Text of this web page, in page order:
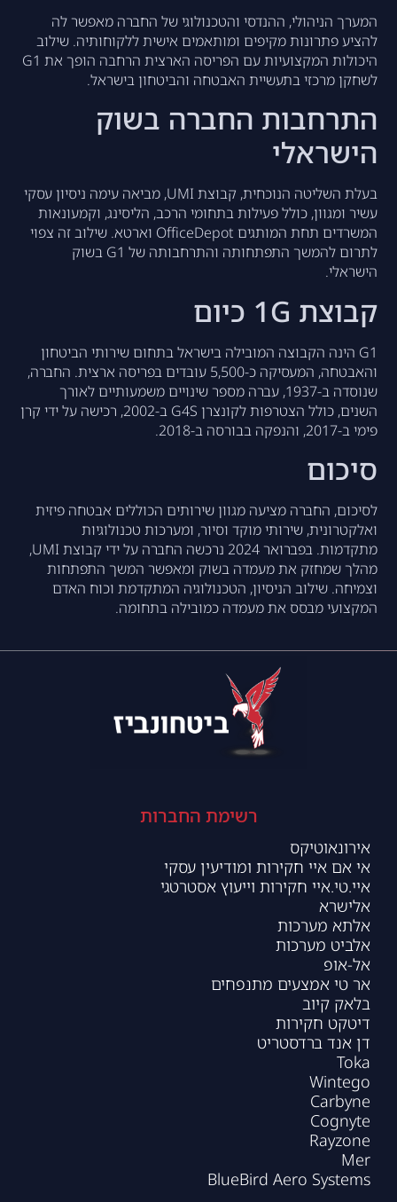
המערך הניהולי, ההנדסי והטכנולוגי של החברה מאפשר לה
להציע פתרונות מקיפים ומותאמים אישית ללקוחותיה. שילוב
היכולות המקצועיות עם הפריסה הארצית הרחבה הופך את G1
לשחקן מרכזי בתעשיית האבטחה והביטחון בישראל.
התרחבות החברה בשוק
הישראלי
בעלת השליטה הנוכחית, קבוצת UMI, מביאה עימה ניסיון עסקי
עשיר ומגוון, כולל פעילות בתחומי הרכב, הליסינג, וקמעונאות
המשרדים תחת המותגים OfficeDepot וארטא. שילוב זה צפוי
לתרום להמשך התפתחותה והתרחבותה של G1 בשוק
הישראלי.
קבוצת 1G כיום
G1 הינה הקבוצה המובילה בישראל בתחום שירותי הביטחון
והאבטחה, המעסיקה כ-5,500 עובדים בפריסה ארצית. החברה,
שנוסדה ב-1937, עברה מספר שינויים משמעותיים לאורך
השנים, כולל הצטרפות לקונצרן G4S ב-2002, רכישה על ידי קרן
פימי ב-2017, והנפקה בבורסה ב-2018.
סיכום
לסיכום, החברה מציעה מגוון שירותים הכוללים אבטחה פיזית
ואלקטרונית, שירותי מוקד וסיור, ומערכות טכנולוגיות
מתקדמות. בפברואר 2024 נרכשה החברה על ידי קבוצת UMI,
מהלך שמחזק את מעמדה בשוק ומאפשר המשך התפתחות
וצמיחה. שילוב הניסיון, הטכנולוגיה המתקדמת וכוח האדם
המקצועי מבסס את מעמדה כמובילה בתחומה.
רשימת החברות
אירונאוטיקס
אי אם איי חקירות ומודיעין עסקי
איי.טי.איי חקירות וייעוץ אסטרטגי
אלישרא
אלתא מערכות
אלביט מערכות
אל-אופ
אר טי אמצעים מתנפחים
בלאק קיוב
דיטקט חקירות
דן אנד ברדסטריט
Toka
Wintego
Carbyne
Cognyte
Rayzone
Mer
BlueBird Aero Systems